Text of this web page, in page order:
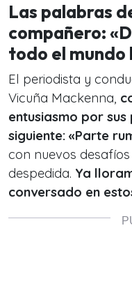
Las palabras
compañero:
todo el mundo
El periodista y
Vicuña Mackenna,
entusiasmo por
siguiente: «Parte
con nuevos
despedida. Ya
conversado en